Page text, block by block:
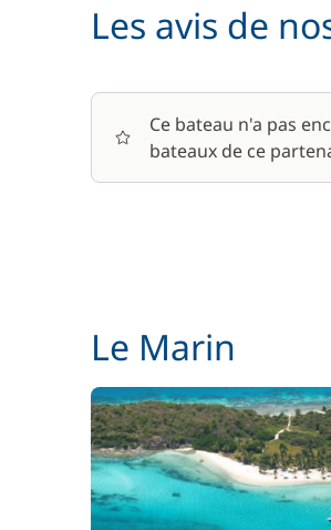
Les avis de
Ce bateau n'a pas
bateaux de ce
Le Marin